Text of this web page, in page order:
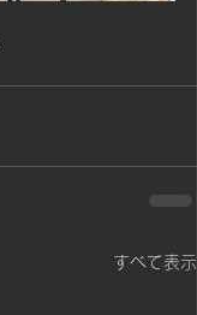
すべて表示